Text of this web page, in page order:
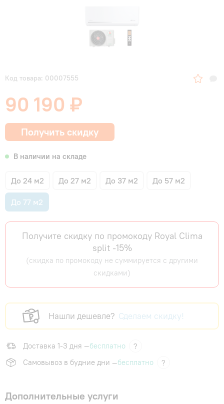
Код товара: 00007555
90 190 ₽
Получить скидку
В наличии на складе
До 24 м2 До 27 м2 До 37 м2 До 57 м2
До 77 м2
Получите скидку по промокоду Royal Clima
split -15%
(скидка по промокоду не суммируется с другими
скидками)
Нашли дешевле? Сделаем скидку!
Доставка 1-3 дня —бесплатно
?
Самовывоз в будние дни —бесплатно ?
Дополнительные услуги